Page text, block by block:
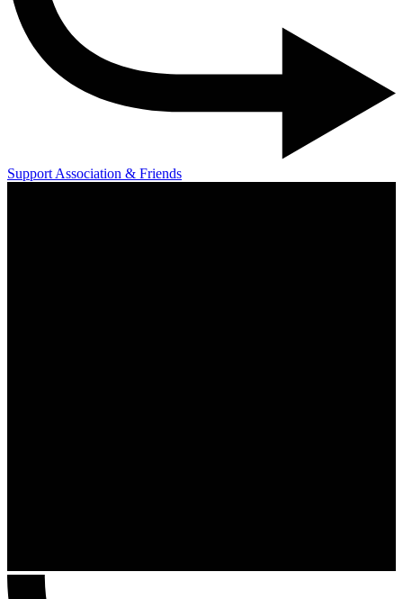
Support Association & Friends